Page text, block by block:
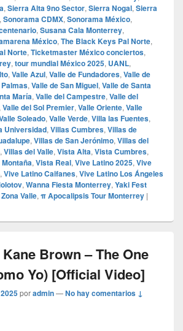
, Sierra Alta 9no Sector, Sierra Nogal, Sierra
, Sonorama CDMX, Sonorama México,
, Susana Cala Monterrey,
México, The Black Keys Pal Norte,
Norte, Ticketmaster México conciertos,
, tour mundial México 2025, UANL,
, Valle Azul, Valle de Fundadores, Valle de
, Valle de San Miguel, Valle de Santa
María, Valle del Campestre, Valle del
Valle del Sol Premier, Valle Oriente, Valle
Soleado, Valle Verde, Villa las Fuentes,
Universidad, Villas Cumbres, Villas de
, Villas de San Jerónimo, Villas del
, Villas del Valle, Vista Alta, Vista Cumbres,
, Vista Real, Vive Latino 2025, Vive
, Vive Latino Caifanes, Vive Latino Los Ángeles
, Wanna Fiesta Monterrey, Yaki Fest
Zona Valle, π Apocalipsis Tour Monterrey |
Brown – The One
Yo) [Official Video]
poradmin—No hay comentarios ↓